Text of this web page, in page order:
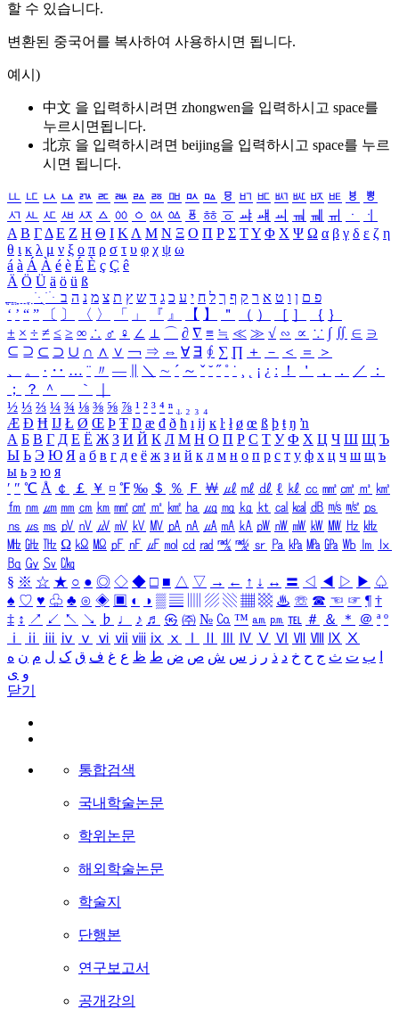
할 수 있습니다.
변환된 중국어를 복사하여 사용하시면 됩니다.
예시)
中文 을 입력하시려면 zhongwen을 입력하시고 space를
누르시면됩니다.
北京 을 입력하시려면 beijing을 입력하시고 space를 누르
시면 됩니다.
ㅥ ㅦ ㅧ ㅨ ㅩ ㅪ ㅫ ㅬ ㅭ ㅮ ㅯ ㅰ ㅱ ㅲ ㅳ ㅴ ㅵ ㅶ ㅷ ㅸ
ㅹ
ㅺ ㅻ ㅼ ㅽ ㅾ ㅿ ㆀ ㆁ ㆂ ㆃ ㆄ ㆅ ㆆ ㆇ ㆈ ㆉ ㆊ ㆋ ㆌ ㆍ
ㆎ
Α Β ΓΔ Ε Ζ Η Θ Ι ΚΛ Μ Ν Ξ Ο Π Ρ Σ ΤΥ Φ Χ Ψ Ω α β γ δ ε ζ η
θ ι κ λ μ ν ξ ο π ρ σ τ υ φ χ ψ ω
á à Á À é è É È ç Ç ê
Ä Ö Ü ä ö ü ß
ִֶֹ ֻּ ׁׂ פ ם ן ו ט א ר ק ף ך ל ח י ע כ ג ד ש ץ ת צ מ נ ה ב
‘ ’ “ ” 〔 〕 〈 〉 「 」 『 』 【 】 ＂ （ ） ［ ］ ｛ ｝
± × ÷ ≠ ≤ ≥ ∞ ∴ ♂ ♀ ∠ ⊥ ⌒ ∂ ∇ ≡ ≒ ≪ ≫ √ ∽ ∝ ∵ ∫ ∬ ∈ ∋
⊆ ⊇ ⊂ ⊃ ∪ ∩ ∧ ∨ ￢ ⇒ ⇔ ∀ ∃ ∮ ∑ ∏ ＋ － ＜ ＝
＞
、
。 · ‥ … ¨ 〃 ― ＼ ∼ ´ ～ ˇ ˘ ˝ ˚ ˙ ¸ ¡ ¿ ː ！ ＇ ， ． ／
：
；
？ ＾ ｀
½ ⅓ ⅔ ¼ ¾ ⅛ ⅜ ⅝ ⅞ ¹ ² ³ ⁴ ⁿ ₁ ₂ ₃ ₄
Æ Ð Ħ Ĳ Ł Ø Œ Þ Ŧ Ŋ æ đ ð ħ ı ĳ ĸ ŀ ł ø œ ß þ ŧ ŋ ŉ
А Б В Г Д Е Ё Ж З И Й К Л М Н О П Р С Т У Ф Х Ц Ч Ш Щ Ъ
Ы Ь Э Ю Я а б в г д е ё ж з и й к л м н о п р с т у ф х ц ч ш щ ъ
ы ь э ю я
′ ″ ℃ Å ￠ ￡ ￥ ¤ ℉ ‰ ＄ ％ Ｆ ￦ ㎕ ㎖ ㎗ ℓ ㎘ ㏄ ㎣ ㎤ ㎥ ㎦
㎙ ㎚ ㎛ ㎜ ㎝ ㎞ ㎟ ㎠ ㎡ ㎢ ㏊ ㎍ ㎎ ㎏ ㏏ ㎈ ㎉ ㏈ ㎧ ㎨ ㎰
㎱ ㎲ ㎳ ㎴ ㎵ ㎶ ㎷ ㎸ ㎹ ㎀ ㎁ ㎂ ㎃ ㎄ ㎺ ㎻ ㎽ ㎾ ㎿ ㎐ ㎑
㎒ ㎓ ㎔ Ω ㏀ ㏁ ㎊ ㎋ ㎌ ㏖ ㏅ ㎭ ㎮ ㎯ ㏛ ㎩ ㎪ ㎫ ㎬ ㏝ ㏐
㏓
㏃ ㏉ ㏜ ㏆
§ ※ ☆ ★ ○ ● ◎ ◇ ◆ □ ■ △ ▽ → ← ↑ ↓ ↔ 〓 ◁ ◀ ▷ ▶ ♤
♠ ♡ ♥ ♧ ♣ ⊙ ◈ ▣ ◐ ◑ ▒ ▤ ▨ ▧ ▦ ▩ ♨ ☏ ☎ ☜ ☞ ¶ †
‡ ↕ ↗ ↙ ↖ ↘ ♭ ♩ ♪ ♬ ㉿ ㈜ № ㏇ ™ ㏂ ㏘ ℡ ＃ ＆ ＊ ＠ ª º
ⅰ
ⅱ ⅲ ⅳ ⅴ ⅵ ⅶ ⅷ ⅸ ⅹ Ⅳ Ⅴ Ⅵ Ⅶ Ⅷ Ⅸ Ⅹ
ب ت ث ج ح خ د ذ ر ز س ش ص ض ط ظ ع غ ف ق ک ل م ن ه
و ی
닫기
통합검색
국내학술논문
학위논문
해외학술논문
학술지
단행본
연구보고서
공개강의